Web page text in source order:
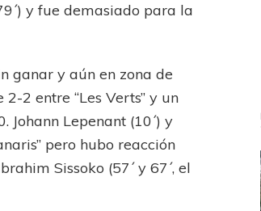
y fue demasiado para la
ganar y aún en zona de
2 entre “Les Verts” y un
Lepenant (10´) y
pero hubo reacción
Sissoko (57´ y 67´, el